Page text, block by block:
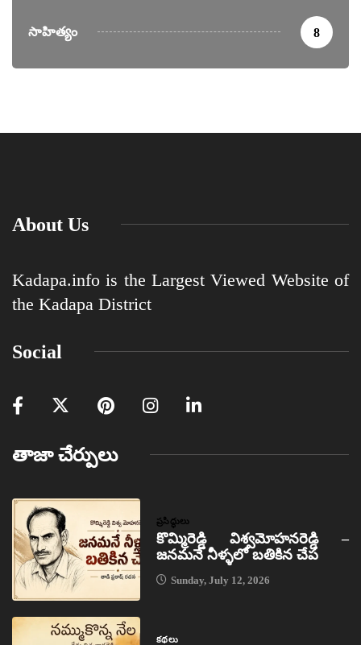
సాహిత్యం 8
About Us
Kadapa.info is the Largest Viewed Website of
the Kadapa District
Social
తాజా చేర్పులు
ప్రసిద్ధులు
కొమ్మిరెడ్డి విశ్వమోహనరెడ్డి –
జనమనే నీళ్ళలో బతికిన చేప
Sunday, July 12, 2026
కథలు